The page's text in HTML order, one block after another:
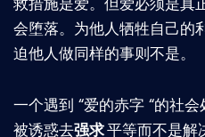
会堕落。为他人牺牲自己的
迫他人做同样的事则不是。
一个遇到 “爱的赤字 “的社
被诱惑去强求平等而不是解